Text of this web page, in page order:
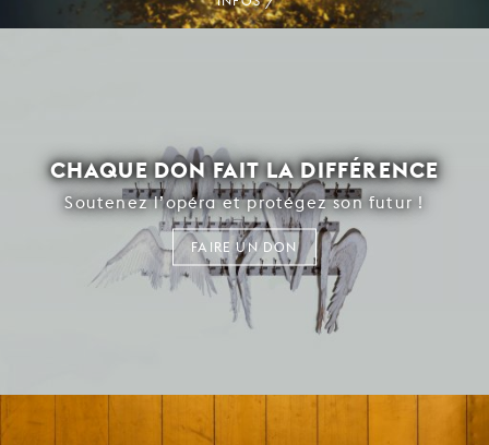
CHAQUE DON FAIT LA DIFFÉRENCE
Soutenez l’opéra et protégez son futur !
FAIRE UN DON